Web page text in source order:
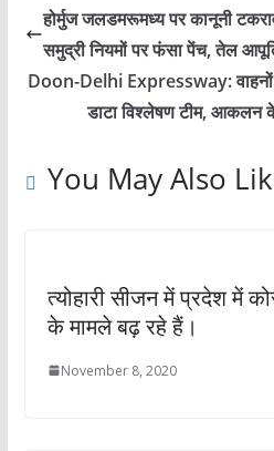
होर्मुज जलडमरूमध्य पर कानूनी
समुद्री नियमों पर फंसा पेंच, तेल
Doon-Delhi Expressway: वाहनों
डाटा विश्लेषण टीम, आकलन के
You May Also
त्योहारी सीजन में प्रदेश में
के मामले बढ़ रहे हैं।
November 8, 2020